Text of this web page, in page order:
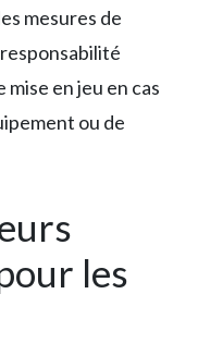
mesures de
en jeu en cas
ou de
les